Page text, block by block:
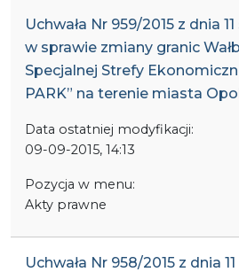
Uchwała Nr 959/2015 z dnia
w sprawie zmiany granic
Specjalnej Strefy
PARK” na terenie miasta
Data ostatniej modyfikacji:
09-09-2015, 14:13
Pozycja w menu:
Akty prawne
Uchwała Nr 958/2015 z dnia